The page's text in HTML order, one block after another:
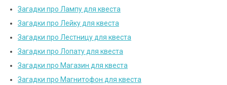
Загадки про Лампу для квеста
Загадки про Лейку для квеста
Загадки про Лестницу для квеста
Загадки про Лопату для квеста
Загадки про Магазин для квеста
Загадки про Магнитофон для квеста